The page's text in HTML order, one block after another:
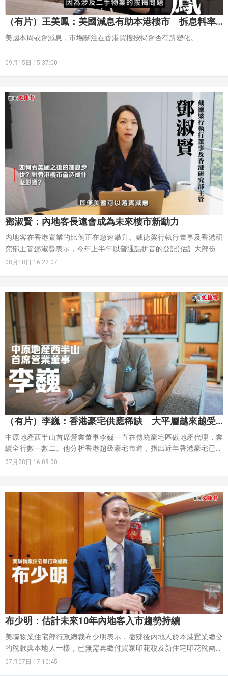
（有片）王美鳳：美國減息有助本港樓市 拆息料率
先回落
美國本周或會減息，市場關注在香港買樓按揭會否有所變化。
09月15日 15:37:00
鄧淑賢：內地客長遠會成為未來樓市新動力
內地客在香港置業的比例正在急速攀升。戴德梁行執行董事及香港研
究部主管鄧淑賢表示，今年上半年以普通話拼音的登記(估計大部份來
自內地)，按年增長了70%，是近年的一個新高。
08月18日 16:22:07
（有片）李巍：香港豪宅供應稀缺 大平層越來越受
歡迎
中原地產西半山首席營業董事李巍一直在傳統豪宅區做地產代理，業
績全行數一數二。他分析香港超級豪宅市道，指出近年香港豪宅已不
再只是單指那些洋房別墅，不少3000呎的大平層也成為富豪的目標，
07月28日 16:08:00
布少明：估計未來10年內地客入市趨勢持續
美聯物業住宅部行政總裁布少明表示，撤辣後內地人於本港置業繳交
的稅款與本地人一樣，已無需再繳付買家印花稅及新住宅印花稅兩項
辣稅，置業成本大幅降低，帶動內地買家註冊量及金額佔比均顯著上
07月07日 17:10:45